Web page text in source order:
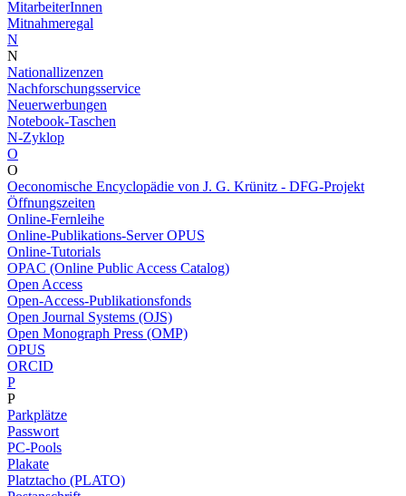
MitarbeiterInnen
Mitnahmeregal
N
N
Nationallizenzen
Nachforschungsservice
Neuerwerbungen
Notebook-Taschen
N-Zyklop
O
O
Oeconomische Encyclopädie von J. G. Krünitz - DFG-Projekt
Öffnungszeiten
Online-Fernleihe
Online-Publikations-Server OPUS
Online-Tutorials
OPAC (Online Public Access Catalog)
Open Access
Open-Access-Publikationsfonds
Open Journal Systems (OJS)
Open Monograph Press (OMP)
OPUS
ORCID
P
P
Parkplätze
Passwort
PC-Pools
Plakate
Platztacho (PLATO)